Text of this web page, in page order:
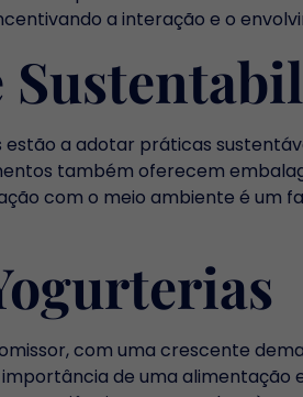
a interação e o
estão a adotar práticas
também oferecem
com o meio ambiente é
com uma crescente
de uma